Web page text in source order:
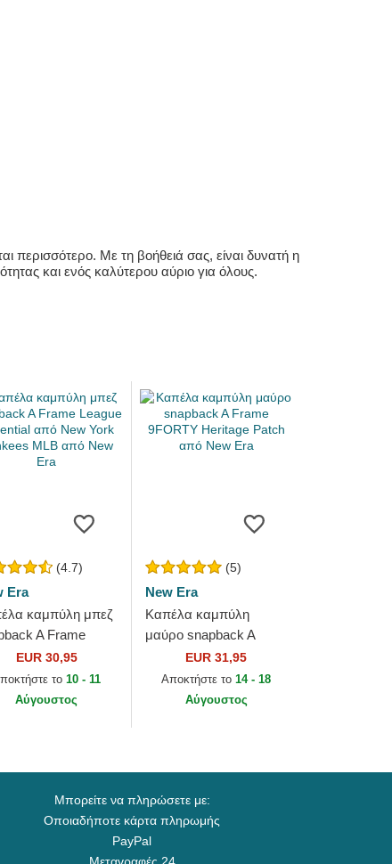
περισσότερο. Με τη βοήθειά σας, είναι δυνατή η
και ενός καλύτερου αύριο για όλους.
(4.7)
Era
καμπύλη μπεζ
A Frame
Essential από
York Yankees
από New Era
EUR 30,95
το10 - 11
Αύγουστος
(5)
New Era
Καπέλα καμπύλη
μαύρο snapback A
Frame 9FORTY
Heritage Patch από
New Era
EUR 31,95
Αποκτήστε το14 - 18
Αύγουστος
Μπορείτε να πληρώσετε με:
Οποιαδήποτε κάρτα πληρωμής
PayPal